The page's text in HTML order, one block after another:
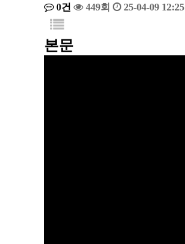
0건
449회 25-04-09 12:25
본문